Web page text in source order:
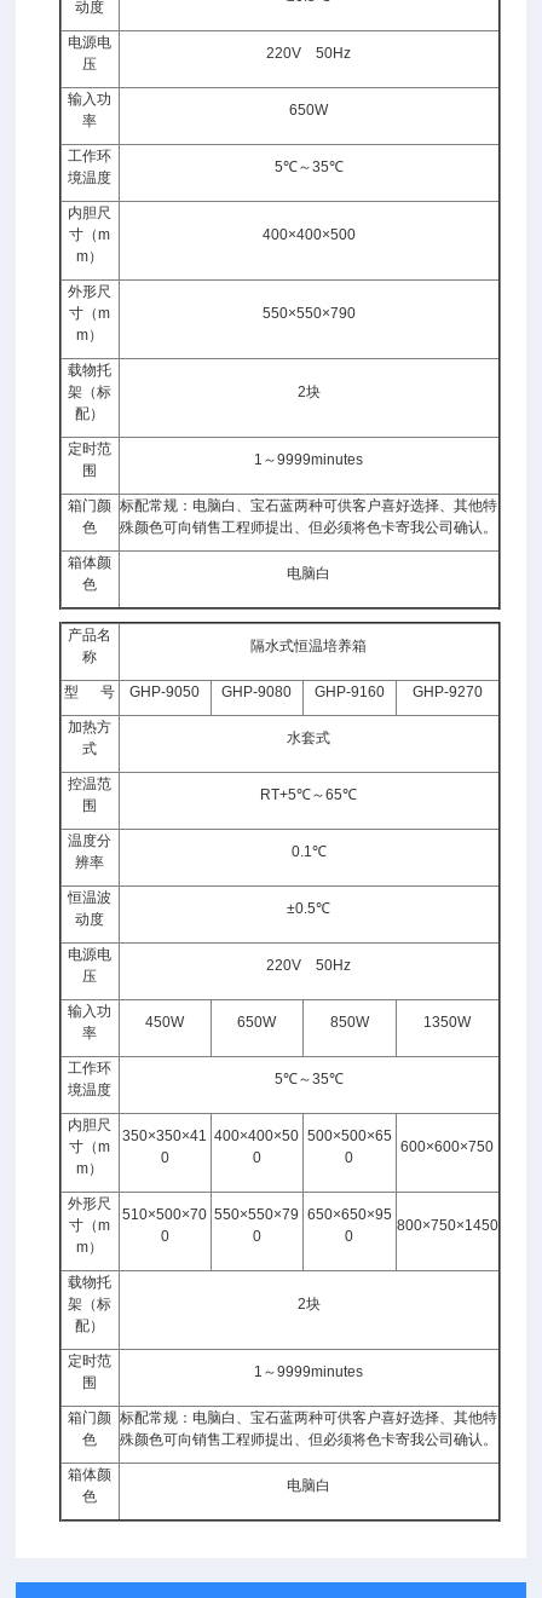
动度
电源电
压
220V 50Hz
输入功
率
650W
工作环
境温度
5℃～35℃
内胆尺
寸（m
m）
400×400×500
外形尺
寸（m
m）
550×550×790
载物托
架（标
配）
2块
定时范
围
1～9999minutes
箱门颜
色
标配常规：电脑白、宝石蓝两种可供客户喜好选择、其他特
殊颜色可向销售工程师提出、但必须将色卡寄我公司确认。
箱体颜
色
电脑白
产品名
称
隔水式恒温培养箱
型 号 GHP-9050 GHP-9080 GHP-9160 GHP-9270
加热方
式
水套式
控温范
围
RT+5℃～65℃
温度分
辨率
0.1℃
恒温波
动度
±0.5℃
电源电
压
220V 50Hz
输入功
率
450W 650W 850W 1350W
工作环
境温度
5℃～35℃
内胆尺
寸（m
m）
350×350×41
0
400×400×50
0
500×500×65
0
600×600×750
外形尺
寸（m
m）
510×500×70
0
550×550×79
0
650×650×95
0
800×750×1450
载物托
架（标
配）
2块
定时范
围
1～9999minutes
箱门颜
色
标配常规：电脑白、宝石蓝两种可供客户喜好选择、其他特
殊颜色可向销售工程师提出、但必须将色卡寄我公司确认。
箱体颜
色
电脑白